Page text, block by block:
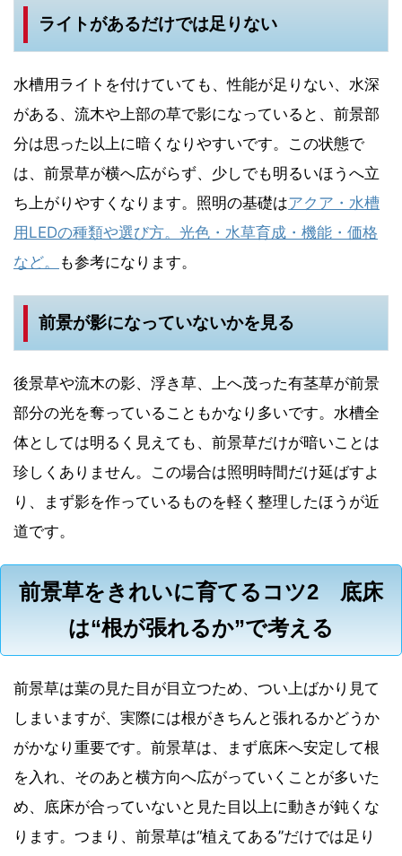
ライトがあるだけでは足りない
水槽用ライトを付けていても、性能が足りない、水深
がある、流木や上部の草で影になっていると、前景部
分は思った以上に暗くなりやすいです。この状態で
は、前景草が横へ広がらず、少しでも明るいほうへ立
ち上がりやすくなります。照明の基礎はアクア・水槽
用LEDの種類や選び方。光色・水草育成・機能・価格
など。
も参考になります。
前景が影になっていないかを見る
後景草や流木の影、浮き草、上へ茂った有茎草が前景
部分の光を奪っていることもかなり多いです。水槽全
体としては明るく見えても、前景草だけが暗いことは
珍しくありません。この場合は照明時間だけ延ばすよ
り、まず影を作っているものを軽く整理したほうが近
道です。
前景草をきれいに育てるコツ2 底床
は“根が張れるか”で考える
前景草は葉の見た目が目立つため、つい上ばかり見て
しまいますが、実際には根がきちんと張れるかどうか
がかなり重要です。前景草は、まず底床へ安定して根
を入れ、そのあと横方向へ広がっていくことが多いた
め、底床が合っていないと見た目以上に動きが鈍くな
ります。つまり、前景草は“植えてある”だけでは足り